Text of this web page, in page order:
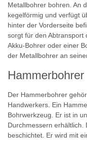
Metallbohrer bohren. An
kegelförmig und verfügt
hinter der Vorderseite
sorgt für den Abtransport
Akku-Bohrer oder einer
der Metallbohrer an
Hammerbohrer
Der Hammerbohrer
Handwerkers. Ein
Bohrwerkzeug. Er ist in
Durchmessern
beschichtet. Er wird mit